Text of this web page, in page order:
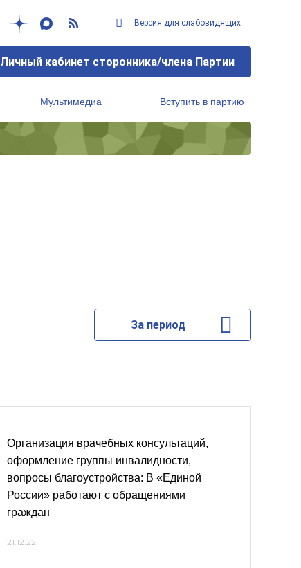
Версия для слабовидящих
Личный кабинет сторонника/члена Партии
Мультимедиа Вступить в партию
За период
Организация врачебных консультаций,
оформление группы инвалидности,
вопросы благоустройства: В «Единой
России» работают с обращениями
граждан
21.12.22